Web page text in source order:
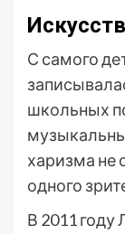
С самого
школьных
харизма не
одного
В 2011 году